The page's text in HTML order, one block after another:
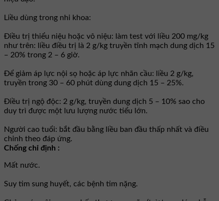
Liều dùng trong nhi khoa:
Điều trị thiểu niệu hoặc vô niệu: làm test với liều 200 mg/kg
như trên: liều điều trị là 2 g/kg truyền tĩnh mạch dung dịch 15
– 20% trong 2 – 6 giờ.
Để giảm áp lực nội sọ hoặc áp lực nhãn cầu: liều 2 g/kg,
truyền trong 30 – 60 phút dùng dung dịch 15 – 25%.
Điều trị ngộ độc: 2 g/kg, truyền dung dịch 5 – 10% sao cho
duy trì được một lưu lượng nước tiểu lớn.
Người cao tuổi: bắt đầu bằng liều ban đầu thấp nhất và điều
chỉnh theo đáp ứng.
Chống chỉ định :
Mất nước.
Suy tim sung huyết, các bệnh tim nặng.